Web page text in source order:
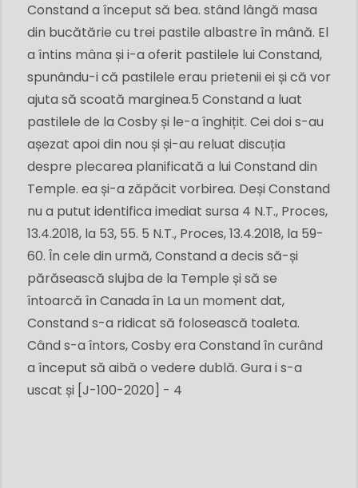
Constand a început să bea. stând lângă masa
din bucătărie cu trei pastile albastre în mână. El
a întins mâna și i-a oferit pastilele lui Constand,
spunându-i că pastilele erau prietenii ei și că vor
ajuta să scoată marginea.5 Constand a luat
pastilele de la Cosby și le-a înghițit. Cei doi s-au
așezat apoi din nou și și-au reluat discuția
despre plecarea planificată a lui Constand din
Temple. ea și-a zăpăcit vorbirea. Deși Constand
nu a putut identifica imediat sursa 4 N.T., Proces,
13.4.2018, la 53, 55. 5 N.T., Proces, 13.4.2018, la 59-
60. În cele din urmă, Constand a decis să-și
părăsească slujba de la Temple și să se
întoarcă în Canada în La un moment dat,
Constand s-a ridicat să folosească toaleta.
Când s-a întors, Cosby era Constand în curând
a început să aibă o vedere dublă. Gura i s-a
uscat și [J-100-2020] - 4